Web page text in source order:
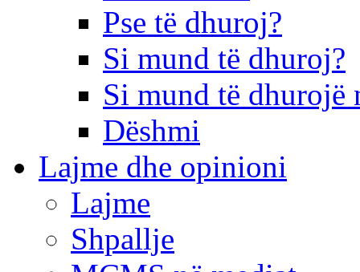
Pse të dhuroj?
Si mund të dhuroj?
Si mund të dhurojë
Dëshmi
Lajme dhe opinioni
Lajme
Shpallje